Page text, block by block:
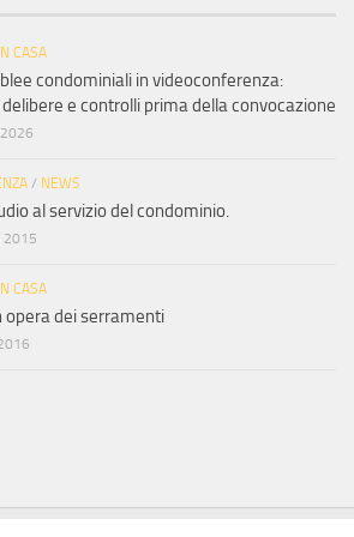
CASA
condominiali in videoconferenza:
e controlli prima della convocazione
/ NEWS
al servizio del condominio.
2015
CASA
opera dei serramenti